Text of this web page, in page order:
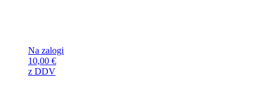
Na zalogi
10,00 €
z DDV